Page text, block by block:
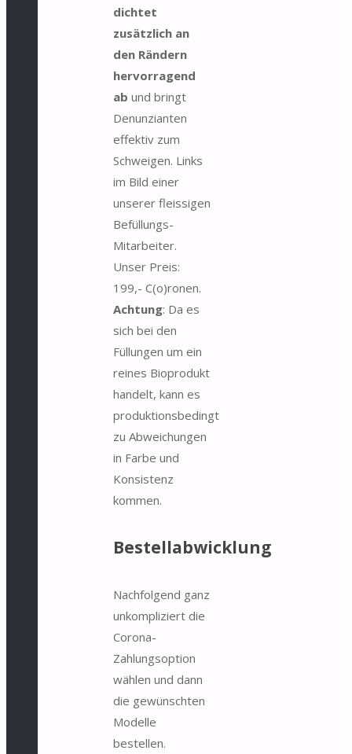
dichtet
zusätzlich an
den Rändern
hervorragend
ab und bringt
Denunzianten
effektiv zum
Schweigen. Links
im Bild einer
unserer fleissigen
Befüllungs-
Mitarbeiter.
Unser Preis:
199,- C(o)ronen.
Achtung: Da es
sich bei den
Füllungen um ein
reines Bioprodukt
handelt, kann es
produktionsbedingt
zu Abweichungen
in Farbe und
Konsistenz
kommen.
Bestellabwicklung
Nachfolgend ganz
unkompliziert die
Corona-
Zahlungsoption
wählen und dann
die gewünschten
Modelle
bestellen.